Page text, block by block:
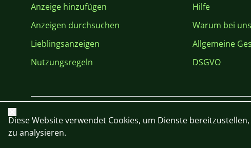
Anzeige hinzufügen
Anzeigen durchsuchen
Lieblingsanzeigen
Nutzungsregeln
Hilfe
Warum bei
Allgemeine
DSGVO
Schließen
Diese Website verwendet Cookies, um Dienste
zu analysieren.